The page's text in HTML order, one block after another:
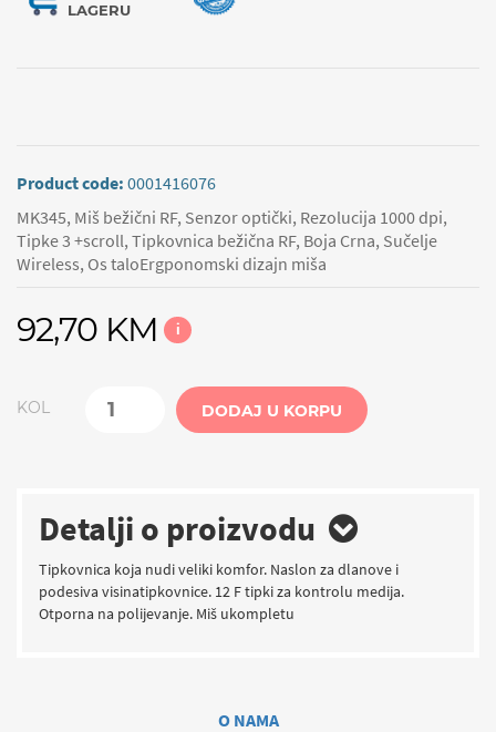
LAGERU
Product code: 0001416076
MK345, Miš bežični RF, Senzor optički, Rezolucija 1000 dpi,
Tipke 3 +scroll, Tipkovnica bežična RF, Boja Crna, Sučelje
Wireless, Os taloErgponomski dizajn miša
92,70 KM i
KOL DODAJ U KORPU
Detalji o proizvodu
Tipkovnica koja nudi veliki komfor. Naslon za dlanove i
podesiva visinatipkovnice. 12 F tipki za kontrolu medija.
Otporna na polijevanje. Miš ukompletu
O NAMA